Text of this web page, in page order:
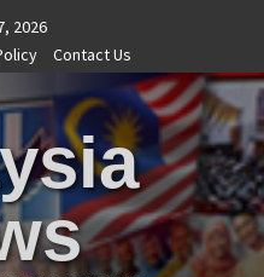
2026
Contact Us